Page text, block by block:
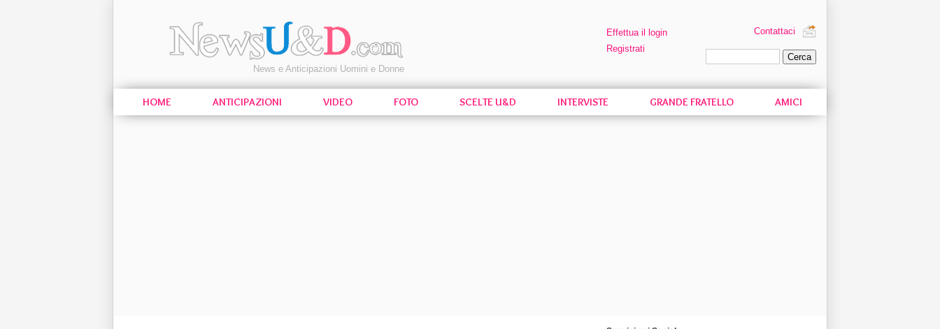
News e Anticipazioni Uomini e Donne
Effettua il login
Registrati
Contattaci
HOME ANTICIPAZIONI VIDEO FOTO SCELTE U&D INTERVISTE GRANDE FRATELLO AMICI